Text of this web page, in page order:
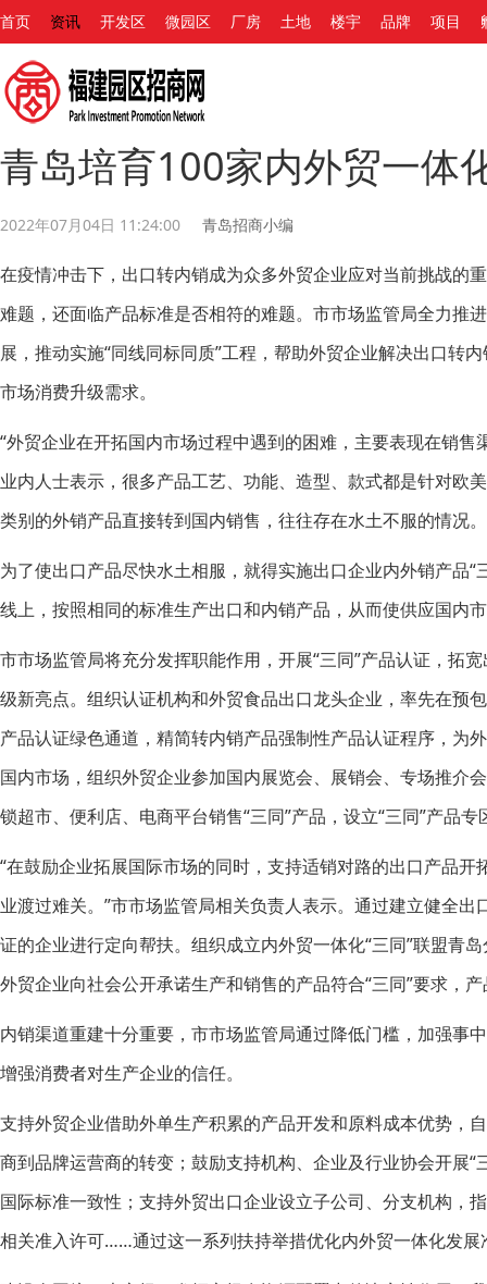
首页 资讯 开发区 微园区 厂房 土地 楼宇 品牌 项目
青岛培育100家内外贸一体
2022年07月04日 11:24:00 青岛招商小编
在疫情冲击下，出口转内销成为众多外贸企业应对当前挑战的
难题，还面临产品标准是否相符的难题。市市场监管局全力推
展，推动实施“同线同标同质”工程，帮助外贸企业解决出口转
市场消费升级需求。
“外贸企业在开拓国内市场过程中遇到的困难，主要表现在销
业内人士表示，很多产品工艺、功能、造型、款式都是针对欧
类别的外销产品直接转到国内销售，往往存在水土不服的情况。
为了使出口产品尽快水土相服，就得实施出口企业内外销产品“
线上，按照相同的标准生产出口和内销产品，从而使供应国内
市市场监管局将充分发挥职能作用，开展“三同”产品认证，拓
级新亮点。组织认证机构和外贸食品出口龙头企业，率先在预
产品认证绿色通道，精简转内销产品强制性产品认证程序，为
国内市场，组织外贸企业参加国内展览会、展销会、专场推介
锁超市、便利店、电商平台销售“三同”产品，设立“三同”产品
“在鼓励企业拓展国际市场的同时，支持适销对路的出口产品
业渡过难关。”市市场监管局相关负责人表示。通过建立健全
证的企业进行定向帮扶。组织成立内外贸一体化“三同”联盟青
外贸企业向社会公开承诺生产和销售的产品符合“三同”要求，
内销渠道重建十分重要，市市场监管局通过降低门槛，加强事
增强消费者对生产企业的信任。
支持外贸企业借助外单生产积累的产品开发和原料成本优势，
商到品牌运营商的转变；鼓励支持机构、企业及行业协会开展
国际标准一致性；支持外贸出口企业设立子公司、分支机构，
相关准入许可……通过这一系列扶持举措优化内外贸一体化发展